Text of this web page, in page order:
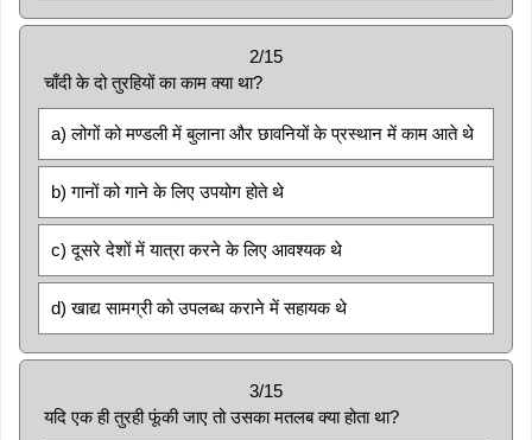
2/15
चाँदी के दो तुरहियों का काम क्या था?
a) लोगों को मण्डली में बुलाना और छावनियों के प्रस्थान में काम आते थे
b) गानों को गाने के लिए उपयोग होते थे
c) दूसरे देशों में यात्रा करने के लिए आवश्यक थे
d) खाद्य सामग्री को उपलब्ध कराने में सहायक थे
3/15
यदि एक ही तुरही फूंकी जाए तो उसका मतलब क्या होता था?